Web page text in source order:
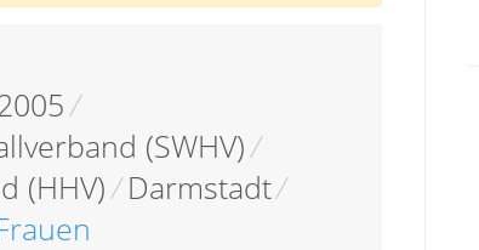
/
(SWHV)/
(HHV)/ Darmstadt/